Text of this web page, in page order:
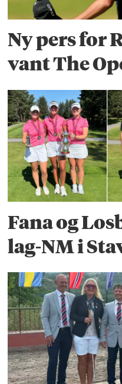
Ny pers for
vant The
Fana og
lag-NM i